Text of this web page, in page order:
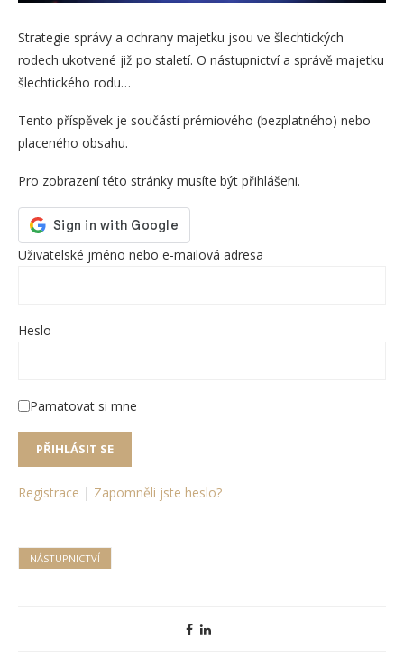
Strategie správy a ochrany majetku jsou ve šlechtických
rodech ukotvené již po staletí. O nástupnictví a správě majetku
šlechtického rodu…
Tento příspěvek je součástí prémiového (bezplatného) nebo
placeného obsahu.
Pro zobrazení této stránky musíte být přihlášeni.
Uživatelské jméno nebo e-mailová adresa
Heslo
Pamatovat si mne
Registrace | Zapomněli jste heslo?
NÁSTUPNICTVÍ